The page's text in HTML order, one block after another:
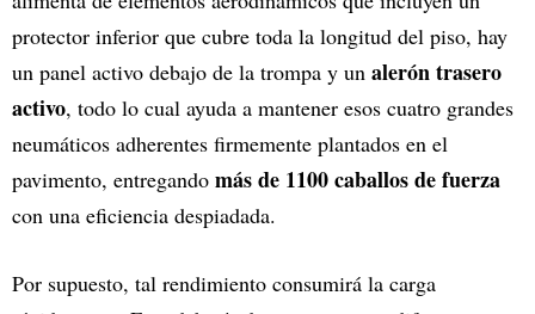
protector inferior que cubre toda la longitud del piso, hay
un panel activo debajo de la trompa y un alerón trasero
activo, todo lo cual ayuda a mantener esos cuatro grandes
neumáticos adherentes firmemente plantados en el
pavimento, entregando más de 1100 caballos de fuerza
con una eficiencia despiadada.
Por supuesto, tal rendimiento consumirá la carga